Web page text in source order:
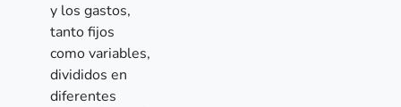
y los gastos,
tanto fijos
como variables,
divididos en
diferentes